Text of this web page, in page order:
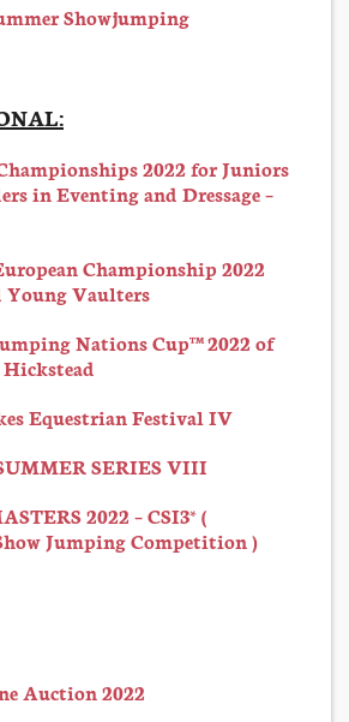
Showjumping
2022 for Juniors
in Eventing and Dressage –
Championship 2022
Young Vaulters
Nations Cup™ 2022 of
Equestrian Festival IV
SERIES VIII
2022 – CSI3* (
Jumping Competition )
Auction 2022